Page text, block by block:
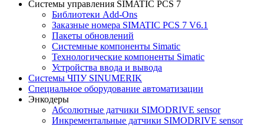
Системы управления SIMATIC PCS 7
Библиотеки Add-Ons
Заказные номера SIMATIC PCS 7 V6.1
Пакеты обновлений
Системные компоненты Simatic
Технологические компоненты Simatic
Устройства ввода и вывода
Системы ЧПУ SINUMERIK
Специальное оборудование автоматизации
Энкодеры
Абсолютные датчики SIMODRIVE sensor
Инкрементальные датчики SIMODRIVE sensor